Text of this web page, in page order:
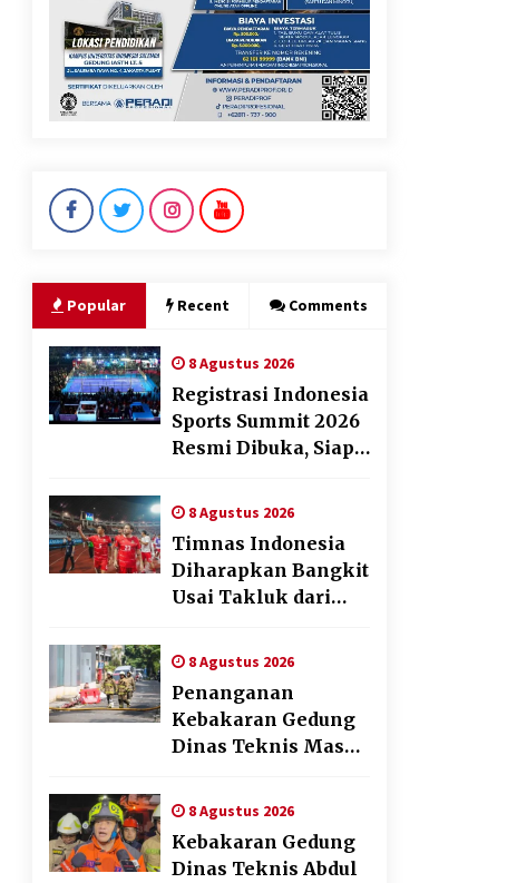
Manfaatnya untuk Kesehatan
Pencernaan
8 Agustus 2026
Pemilu 2029
8 Agustus 2026
Popular Recent Comments
8 Agustus 2026
Registrasi Indonesia
Sports Summit 2026
Resmi Dibuka, Siap
Pengalaman Beyond
the Game
8 Agustus 2026
Timnas Indonesia
Diharapkan Bangkit
Usai Takluk dari
AFF 2026
8 Agustus 2026
Penanganan
Kebakaran Gedung
Dinas Teknis Masuk
Ada Korban Jiwa
8 Agustus 2026
Kebakaran Gedung
Dinas Teknis Abdul